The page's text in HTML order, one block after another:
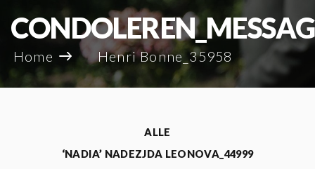
Home Henri Bonne_35958
ALLE
‘NADIA’ NADEZJDA LEONOVA_44999